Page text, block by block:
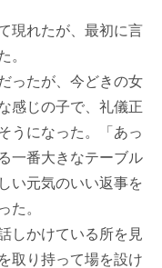
現れたが、最初に言
。
ったが、今どきの女
感じの子で、礼儀正
うになった。「あっ
一番大きなテーブル
い元気のいい返事を
た。
しかけている所を見
取り持って場を設け